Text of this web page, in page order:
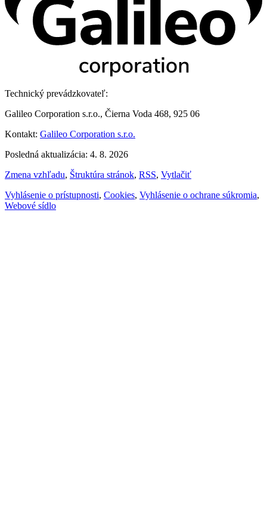
Technický prevádzkovateľ:
Galileo Corporation s.r.o., Čierna Voda 468, 925 06
Kontakt: Galileo Corporation s.r.o.
Posledná aktualizácia: 4. 8. 2026
Zmena vzhľadu, Štruktúra stránok, RSS, Vytlačiť
Vyhlásenie o prístupnosti, Cookies, Vyhlásenie o ochrane súkromia,
Webové sídlo